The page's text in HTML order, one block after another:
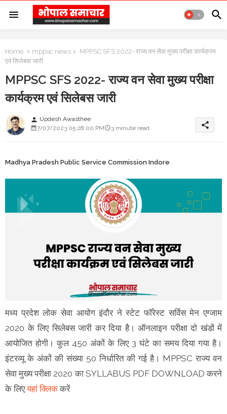
Home mppsc news
MPPSC SFS 2022- राज्य वन सेवा मुख्य परीक्षा कार्यक्रम
एवं सिलेबस जारी
MPPSC SFS 2022- राज्य वन सेवा मुख्य परीक्षा
कार्यक्रम एवं सिलेबस जारी
person Updesh Awasthee
7/07/2023 05:28:00 PM
3 minute read share
Madhya Pradesh Public Service Commission Indore
मध्य प्रदेश लोक सेवा आयोग इंदौर ने स्टेट फॉरेस्ट सर्विस मेन एग्जाम
2020 के लिए सिलेबस जारी कर दिया है। ऑनलाइन परीक्षा दो खंडों में
आयोजित होगी। कुल 450 अंकों के लिए 3 घंटे का समय दिया गया है।
इंटरव्यू के अंकों की संख्या 50 निर्धारित की गई है। MPPSC राज्य वन
सेवा मुख्य परीक्षा 2020 का SYLLABUS PDF DOWNLOAD करने
के लिएयहां क्लिककरें